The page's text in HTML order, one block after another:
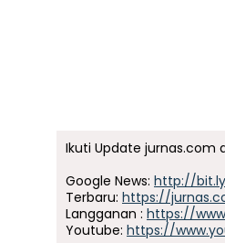
Ikuti Update jurnas.com
Google News: http://
Terbaru: https://
Langganan : https://
Youtube: https://